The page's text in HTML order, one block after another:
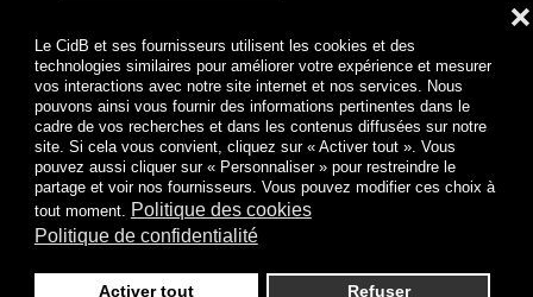
Le CidB et ses fournisseurs utilisent les cookies et des
technologies similaires pour améliorer votre expérience et mesurer
vos interactions avec notre site internet et nos services. Nous
pouvons ainsi vous fournir des informations pertinentes dans le
cadre de vos recherches et dans les contenus diffusées sur notre
site. Si cela vous convient, cliquez sur « Activer tout ». Vous
pouvez aussi cliquer sur « Personnaliser » pour restreindre le
partage et voir nos fournisseurs. Vous pouvez modifier ces choix à
tout moment. Politique des cookies
Politique de confidentialité
Activer tout Refuser
❌
J’ai lu et j’accepte lesTermes et conditionset la
Politique de confidentialité
Je m'abonne